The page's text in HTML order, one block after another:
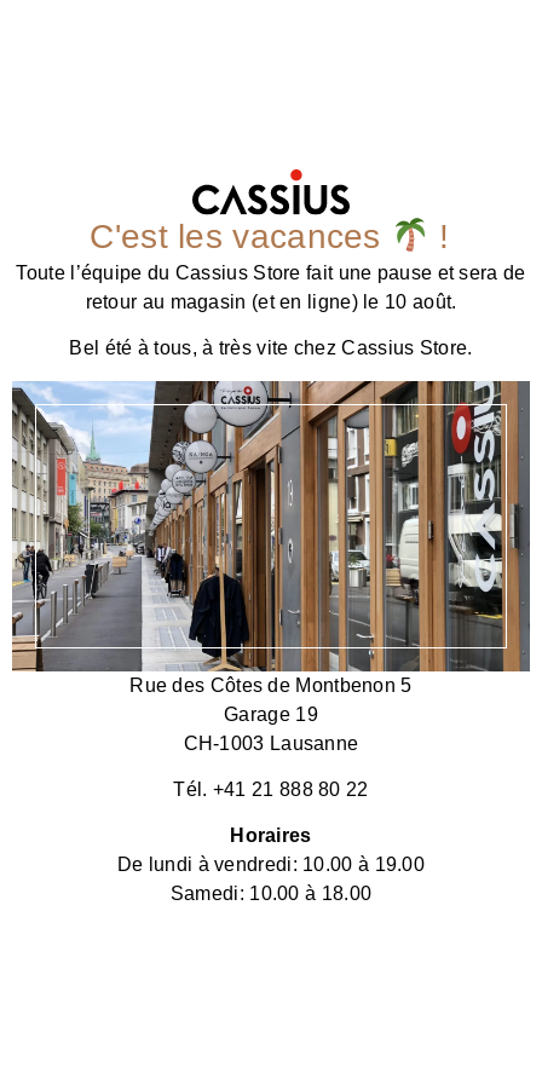
C'est les vacances !
Toute l’équipe du Cassius Store fait une pause et sera de
retour au magasin (et en ligne) le 10 août.
Bel été à tous, à très vite chez Cassius Store.
Rue des Côtes de Montbenon 5
Garage 19
CH-1003 Lausanne
Tél. +41 21 888 80 22
Horaires
De lundi à vendredi: 10.00 à 19.00
Samedi: 10.00 à 18.00